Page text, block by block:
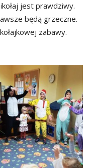
jest prawdziwy.
będą grzeczne.
zabawy.